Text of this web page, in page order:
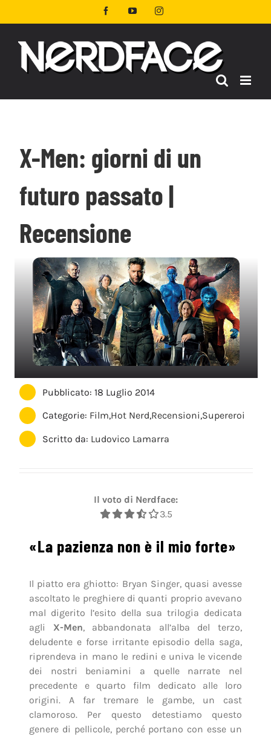
al
FacebookYouTubeInstagram
X-Men: giorni di un
futuro passato |
Recensione
Pubblicato: 18 Luglio 2014
Categorie: Film,Hot Nerd,Recensioni,Supereroi
Scritto da: Ludovico Lamarra
Il voto di Nerdface:
3.5
«La pazienza non è il mio forte»
Il piatto era ghiotto: Bryan Singer, quasi avesse
ascoltato le preghiere di quanti proprio avevano
mal digerito l’esito della sua trilogia dedicata
agli X-Men, abbandonata all’alba del terzo,
deludente e forse irritante episodio della saga,
riprendeva in mano le redini e univa le vicende
dei nostri beniamini a quelle narrate nel
precedente e quarto film dedicato alle loro
origini. A far tremare le gambe, un cast
clamoroso. Per questo detestiamo questo
genere di pellicole, perché portano con esse un